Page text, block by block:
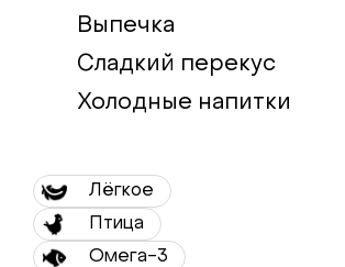
Выпечка
Сладкий перекус
Холодные напитки
Лёгкое
Птица
Омега-3